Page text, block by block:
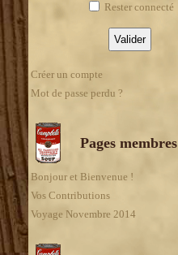
Rester connecté
Créer un compte
Mot de passe perdu ?
Pages membres
Bonjour et Bienvenue !
Vos Contributions
Voyage Novembre 2014